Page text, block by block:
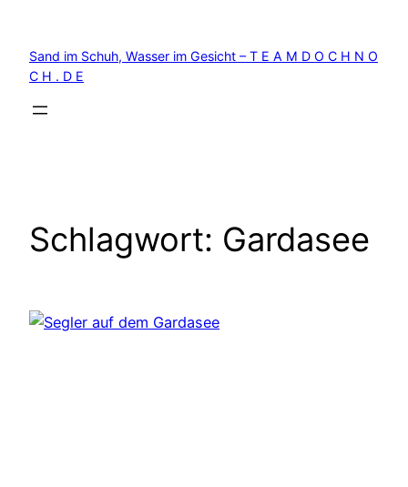
springen
Sand im Schuh, Wasser im Gesicht – T E A M D O C H N O
C H . D E
Schlagwort: Gardasee